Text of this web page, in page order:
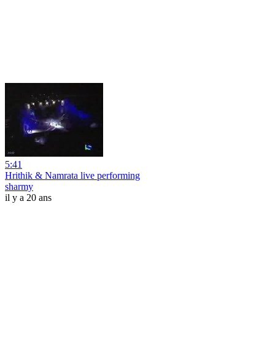
5:41
Hrithik & Namrata live performing
sharmy
il y a 20 ans